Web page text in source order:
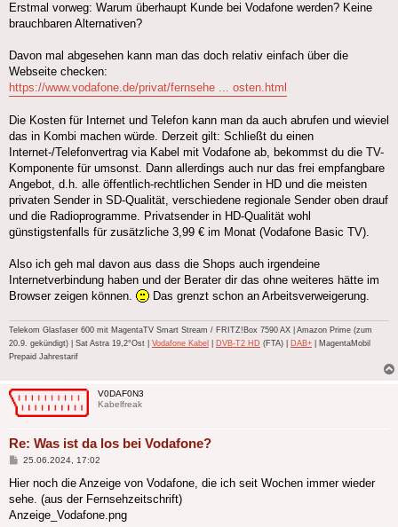
Erstmal vorweg: Warum überhaupt Kunde bei Vodafone werden? Keine
brauchbaren Alternativen?
Davon mal abgesehen kann man das doch relativ einfach über die
Webseite checken:
https://www.vodafone.de/privat/fernsehe ... osten.html
Die Kosten für Internet und Telefon kann man da auch abrufen und wieviel
das in Kombi machen würde. Derzeit gilt: Schließt du einen
Internet-/Telefonvertrag via Kabel mit Vodafone ab, bekommst du die TV-
Komponente für umsonst. Dann allerdings auch nur das frei empfangbare
Angebot, d.h. alle öffentlich-rechtlichen Sender in HD und die meisten
privaten Sender in SD-Qualität, verschiedene regionale Sender oben drauf
und die Radioprogramme. Privatsender in HD-Qualität wohl
günstigstenfalls für zusätzliche 3,99 € im Monat (Vodafone Basic TV).
Also ich geh mal davon aus dass die Shops auch irgendeine
Internetverbindung haben und der Berater dir das ohne weiteres hätte im
Browser zeigen können.
Das grenzt schon an Arbeitsverweigerung.
Telekom Glasfaser 600 mit MagentaTV Smart Stream / FRITZ!Box 7590 AX | Amazon Prime (zum
20.9. gekündigt) | Sat Astra 19,2°Ost | Vodafone Kabel DVB-T2 HD (FTA) | DAB+ | MagentaMobil
Prepaid Jahrestarif
V0DAF0N3
Kabelfreak
Re: Was ist da los bei Vodafone?
Beitrag
25.06.2024, 17:02
Hier noch die Anzeige von Vodafone, die ich seit Wochen immer wieder
sehe. (aus der Fernsehzeitschrift)
Anzeige_Vodafone.png